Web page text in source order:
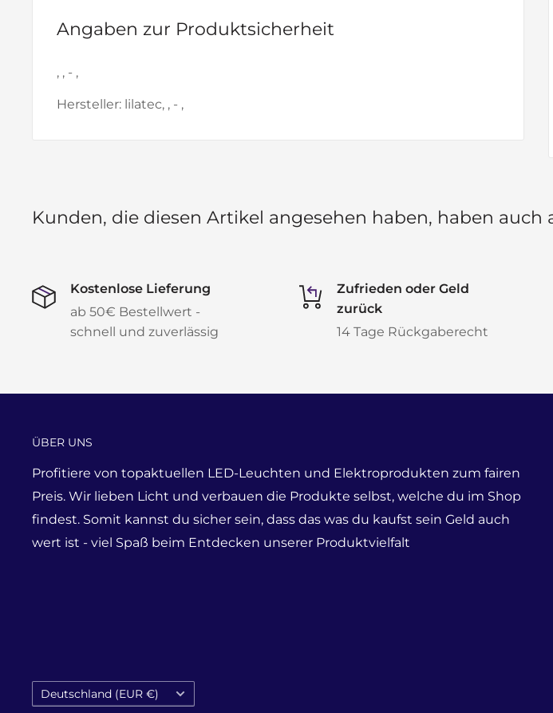
Angaben zur Produktsicherheit
, , - ,
Hersteller: lilatec, , - ,
Kunden, die diesen Artikel angesehen haben, haben auch
Kostenlose Lieferung
ab 50€ Bestellwert -
schnell und zuverlässig
Zufrieden oder Geld
zurück
14 Tage Rückgaberecht
ÜBER UNS
Profitiere von topaktuellen LED-Leuchten und Elektroprodukten zum fairen
Preis. Wir lieben Licht und verbauen die Produkte selbst, welche du im Shop
findest. Somit kannst du sicher sein, dass das was du kaufst sein Geld auch
wert ist - viel Spaß beim Entdecken unserer Produktvielfalt
Land/Region
Deutschland (EUR €)